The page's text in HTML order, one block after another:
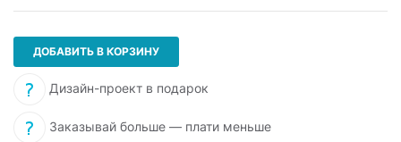
ДОБАВИТЬ В КОРЗИНУ
Дизайн-проект в подарок
Заказывай больше — плати меньше